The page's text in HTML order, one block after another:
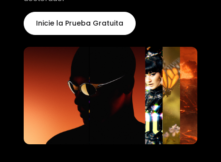
Inicie la Prueba Gratuita